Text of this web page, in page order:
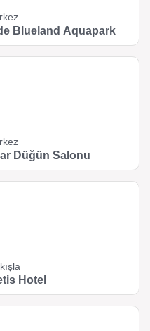
Blueland Aquapark
Düğün Salonu
Hotel